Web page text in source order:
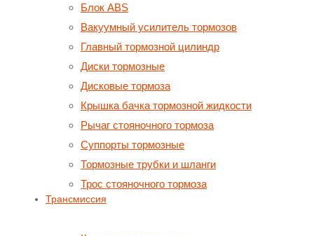
Блок ABS
Вакуумный усилитель тормозов
Главный тормозной цилиндр
Диски тормозные
Дисковые тормоза
Крышка бачка тормозной жидкости
Рычаг стояночного тормоза
Суппорты тормозные
Тормозные трубки и шланги
Трос стояночного тормоза
Трансмиссия